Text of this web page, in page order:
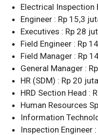
Electrical Inspection
Engineer : Rp 15,3
Executives : Rp 28
Field Engineer : Rp
Field Manager : Rp
General Manager :
HR (SDM) : Rp 20 juta
HRD Section Head :
Human Resources
Information
Inspection Engineer